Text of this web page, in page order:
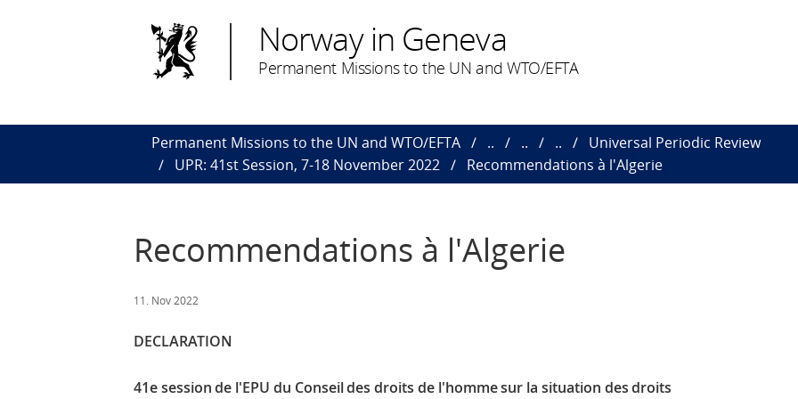
Norway in Geneva
Permanent Missions to the UN and WTO/EFTA
Permanent Missions to the UN and WTO/EFTA .. .. ..
Universal Periodic Review
UPR: 41st Session, 7-18 November 2022
Recommendations à l'Algerie
Recommendations à l'Algerie
11. Nov 2022
DECLARATION
41e session de l'EPU du Conseil des droits de l'hommesur la situation des droits